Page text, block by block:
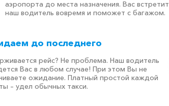
аэропорта до места назначения. Вас встретит
наш водитель вовремя и поможет с багажом.
до последнего
рейс? Не проблема. Наш водитель
Вас в любом случае! При этом Вы не
ожидание. Платный простой каждой
– удел обычных такси.